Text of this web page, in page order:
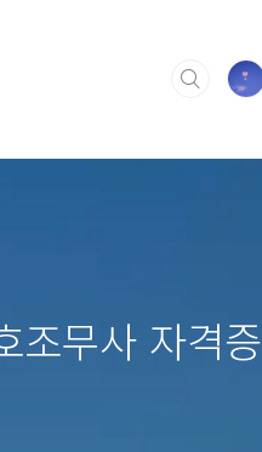
조무사 자격증